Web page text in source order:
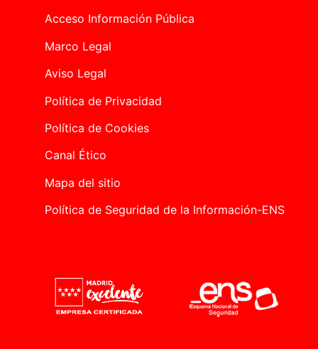
Acceso Información Pública
Marco Legal
Aviso Legal
Política de Privacidad
Política de Cookies
Canal Ético
Mapa del sitio
Política de Seguridad de la Información-ENS